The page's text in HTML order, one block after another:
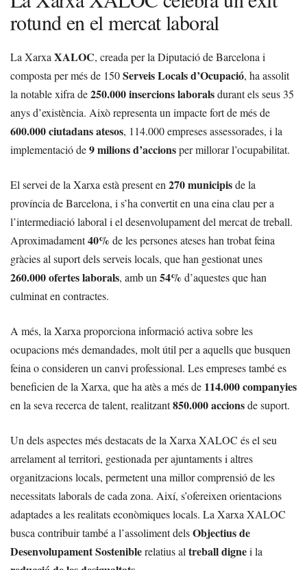
rotund en el mercat laboral
La Xarxa XALOC, creada per la Diputació de Barcelona i
composta per més de 150Serveis Locals d’Ocupació, ha assolit
la notable xifra de250.000 insercions laboralsdurant els seus 35
anys d’existència. Això representa un impacte fort de més de
600.000 ciutadans atesos, 114.000 empreses assessorades, i la
implementació de9 milions d’accionsper millorar l’ocupabilitat.
El servei de la Xarxa està present en 270 municipisde la
província de Barcelona, i s’ha convertit en una eina clau per a
l’intermediació laboral i el desenvolupament del mercat de treball.
Aproximadament40% de les persones ateses han trobat feina
gràcies al suport dels serveis locals, que han gestionat unes
260.000 ofertes laborals, amb un 54% d’aquestes que han
culminat en contractes.
A més, la Xarxa proporciona informació activa sobre les
ocupacions més demandades, molt útil per a aquells que busquen
feina o consideren un canvi professional. Les empreses també es
beneficien de la Xarxa, que ha atès a més de 114.000 companyies
en la seva recerca de talent, realitzant850.000 accionsde suport.
Un dels aspectes més destacats de la Xarxa XALOC és el seu
arrelament al territori, gestionada per ajuntaments i altres
organitzacions locals, permetent una millor comprensió de les
necessitats laborals de cada zona. Així, s’ofereixen orientacions
adaptades a les realitats econòmiques locals. La Xarxa XALOC
busca contribuir també a l’assoliment delsObjectius de
Desenvolupament Sosteniblerelatius al treball dignei la